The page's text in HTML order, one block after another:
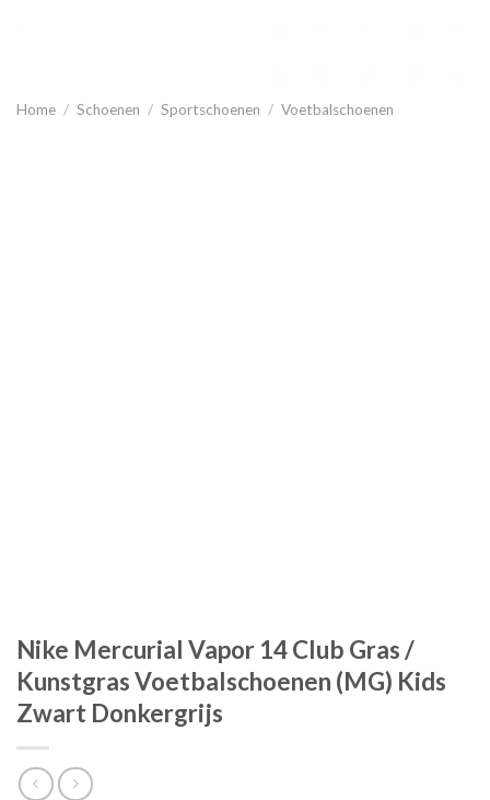
Home / Schoenen / Sportschoenen / Voetbalschoenen
Nike Mercurial Vapor 14 Club Gras /
Kunstgras Voetbalschoenen (MG) Kids
Zwart Donkergrijs